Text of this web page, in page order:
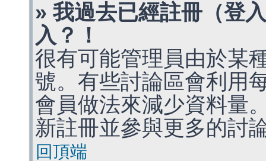
» 我過去已經註冊（登
入？！
很有可能管理員由於某
號。有些討論區會利用
會員做法來減少資料量
新註冊並參與更多的討
回頂端